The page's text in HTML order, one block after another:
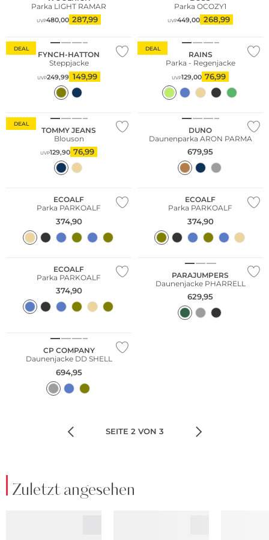
Parka LIGHT RAMAR
UVP480,00 287,99
Parka OCOZY1
UVP449,00 268,99
DEAL
FYNCH-HATTON
Steppjacke
UVP249,99 149,99
DEAL
RAINS
Parka - Regenjacke
UVP129,00 76,99
DEAL
TOMMY JEANS
Blouson
UVP129,90 76,99
DUNO
Daunenparka ARON PARMA
679,95
ECOALF
Parka PARKOALF
374,90
ECOALF
Parka PARKOALF
374,90
NEU
Nachhaltig
ECOALF
Parka PARKOALF
374,90
PARAJUMPERS
Daunenjacke PHARRELL
629,95
CP COMPANY
Daunenjacke DD SHELL
694,95
SEITE 2 VON 3
Zuletzt angesehen